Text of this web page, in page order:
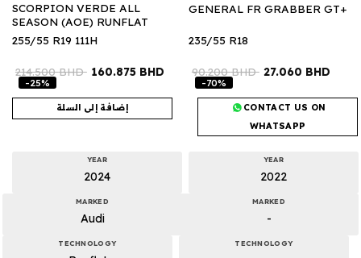
GENERAL FR GRABBER GT+
235/55 R18
90.200BHD 27.060 BHD
-70%
CONTACT US ON
WHATSAPP
YEAR
2022
MARKED
-
TECHNOLOGY
SCORPION VERDE ALL
SEASON (AOE) RUNFLAT
255/55 R19 111H
214.500BHD 160.875 BHD
-25%
إضافة إلى السلة
YEAR
2024
MARKED
Audi
TECHNOLOGY